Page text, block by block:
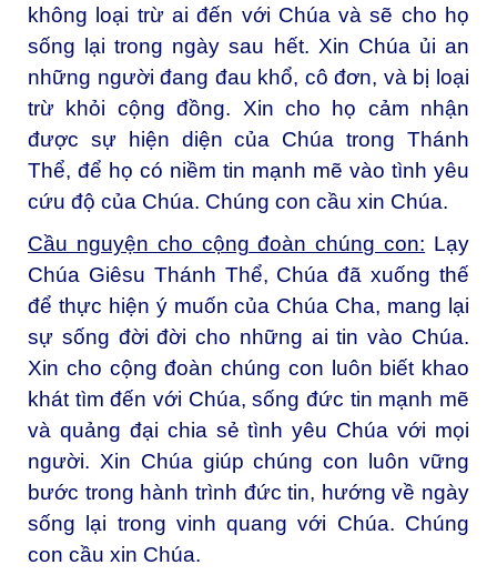
không loại trừ ai đến với Chúa và sẽ cho họ
sống lại trong ngày sau hết. Xin Chúa ủi an
những người đang đau khổ, cô đơn, và bị loại
trừ khỏi cộng đồng. Xin cho họ cảm nhận
được sự hiện diện của Chúa trong Thánh
Thể, để họ có niềm tin mạnh mẽ vào tình yêu
cứu độ của Chúa. Chúng con cầu xin Chúa.
Cầu nguyện cho cộng đoàn chúng con: Lạy
Chúa Giêsu Thánh Thể, Chúa đã xuống thế
để thực hiện ý muốn của Chúa Cha, mang lại
sự sống đời đời cho những ai tin vào Chúa.
Xin cho cộng đoàn chúng con luôn biết khao
khát tìm đến với Chúa, sống đức tin mạnh mẽ
và quảng đại chia sẻ tình yêu Chúa với mọi
người. Xin Chúa giúp chúng con luôn vững
bước trong hành trình đức tin, hướng về ngày
sống lại trong vinh quang với Chúa. Chúng
con cầu xin Chúa.